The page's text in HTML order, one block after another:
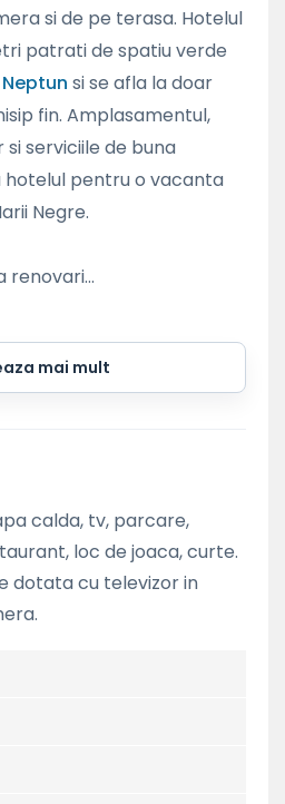
si de pe terasa. Hotelul
patrati de spatiu verde
Neptun si se afla la doar
fin. Amplasamentul,
serviciile de buna
pentru o vacanta
Negre.
renovari...
mai mult
calda, tv, parcare,
loc de joaca, curte.
dotata cu televizor in